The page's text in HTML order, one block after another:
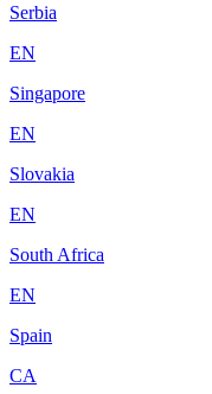
Serbia
EN
Singapore
EN
Slovakia
EN
South Africa
EN
Spain
CA